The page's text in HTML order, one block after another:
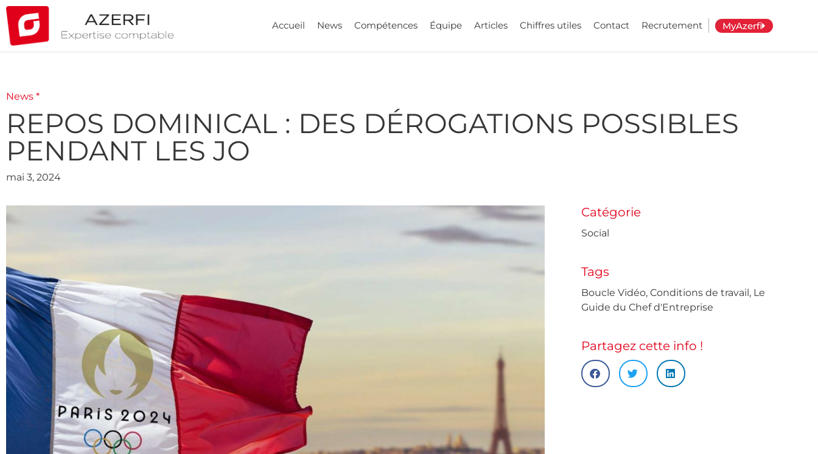
Accueil News Compétences Équipe Articles Chiffres utiles Contact Recrutement MyAzerfi
News *
REPOS DOMINICAL : DES DÉROGATIONS POSSIBLES
PENDANT LES JO
mai 3, 2024
Catégorie
Social
Tags
Boucle Vidéo, Conditions de travail, Le
Guide du Chef d'Entreprise
Partagez cette info !